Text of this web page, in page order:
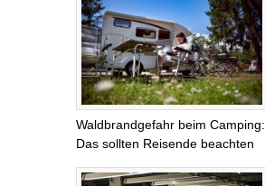
Waldbrandgefahr beim Camping:
Das sollten Reisende beachten